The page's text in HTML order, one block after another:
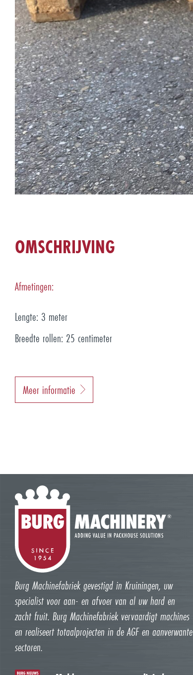
OMSCHRIJVING
Afmetingen:
Lengte: 3 meter
Breedte rollen: 25 centimeter
Meer informatie
Burg Machinefabriek gevestigd in Kruiningen, uw
specialist voor aan- en afvoer van al uw hard en
zacht fruit. Burg Machinefabriek vervaardigt machines
en realiseert totaalprojecten in de AGF en aanverwante
sectoren.